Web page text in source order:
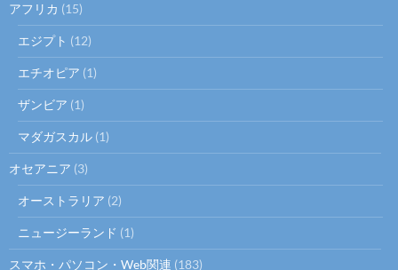
アフリカ (15)
エジプト (12)
エチオピア (1)
ザンビア (1)
マダガスカル (1)
オセアニア (3)
オーストラリア (2)
ニュージーランド (1)
スマホ・パソコン・Web関連 (183)